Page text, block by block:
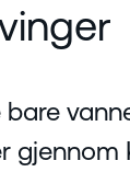
bare
gjennom